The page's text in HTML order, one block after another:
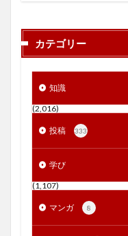
カテゴリー
知識
(2,016)
投稿 333
学び
(1,107)
マンガ 8